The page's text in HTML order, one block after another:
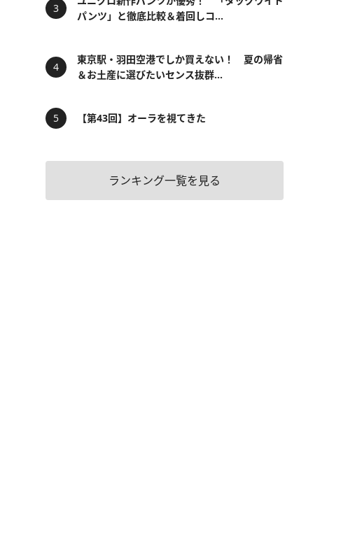
パンツ」と徹底比較＆着回しコ...
東京駅・羽田空港でしか買えない！ 夏の帰省
＆お土産に選びたいセンス抜群...
【第43回】オーラを視てきた
ランキング一覧を見る